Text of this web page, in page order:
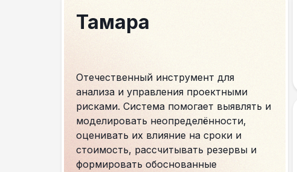
Тамара
Отечественный инструмент для
анализа и управления проектными
рисками. Система помогает выявлять и
моделировать неопределённости,
оценивать их влияние на сроки и
стоимость, рассчитывать резервы и
формировать обоснованные